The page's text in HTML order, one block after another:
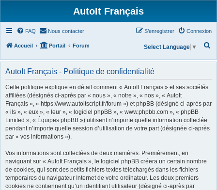
AutoIt Français
FAQ Nous contacter Connexion
S’enregistrer
Accueil Portail Forum
h
r
Select Language ▼
AutoIt Français - Politique de confidentialité
Cette politique explique en détail comment « AutoIt Français » et ses sociétés
affiliées (désignés ci-après par « nous », « notre », « nos », « AutoIt
Français », « https://www.autoitscript.fr/forum ») et phpBB (désigné ci-après par
« ils », « eux », « leur », « logiciel phpBB », « www.phpbb.com », « phpBB
Limited », « Équipes phpBB ») utilisent n’importe quelle information collectée
pendant n’importe quelle session d’utilisation de votre part (désignée ci-après
par « vos informations »).
Vos informations sont collectées de deux manières. Premièrement, en
naviguant sur « AutoIt Français », le logiciel phpBB créera un certain nombre
de cookies, qui sont des petits fichiers textes téléchargés dans les fichiers
temporaires du navigateur Internet de votre ordinateur. Les deux premiers
cookies ne contiennent qu’un identifiant utilisateur (désigné ci-après par